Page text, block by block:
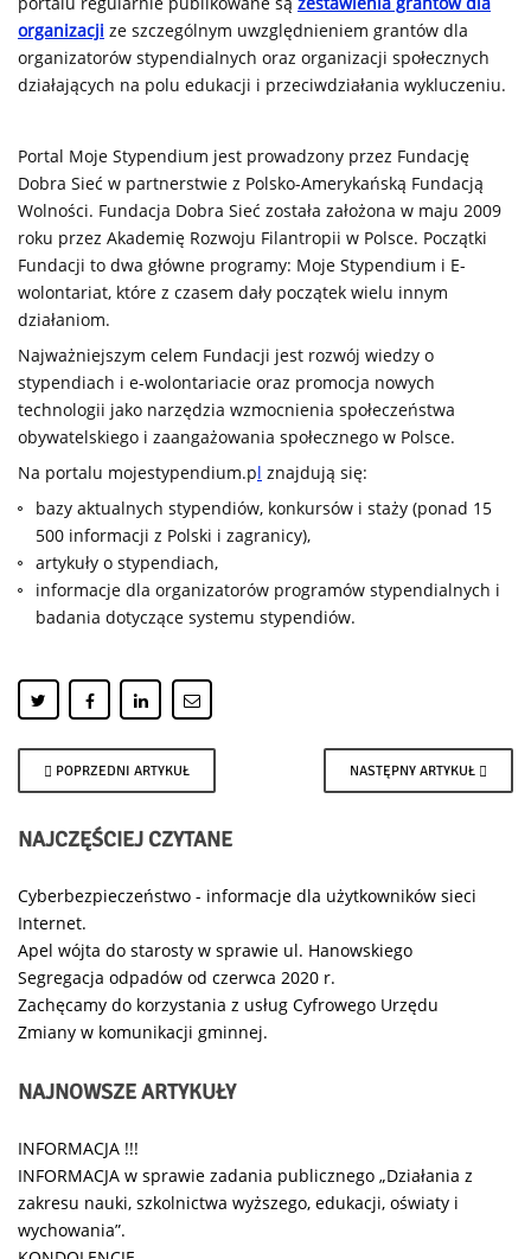
organizacji ze szczególnym uwzględnieniem grantów dla
organizatorów stypendialnych oraz organizacji społecznych
działających na polu edukacji i przeciwdziałania wykluczeniu.
Portal Moje Stypendium jest prowadzony przez Fundację
Dobra Sieć w partnerstwie z Polsko-Amerykańską Fundacją
Wolności. Fundacja Dobra Sieć została założona w maju 2009
roku przez Akademię Rozwoju Filantropii w Polsce. Początki
Fundacji to dwa główne programy: Moje Stypendium i E-
wolontariat, które z czasem dały początek wielu innym
działaniom.
Najważniejszym celem Fundacji jest rozwój wiedzy o
stypendiach i e-wolontariacie oraz promocja nowych
technologii jako narzędzia wzmocnienia społeczeństwa
obywatelskiego i zaangażowania społecznego w Polsce.
Na portalu mojestypendium.pl znajdują się:
bazy aktualnych stypendiów, konkursów i staży (ponad 15
500 informacji z Polski i zagranicy),
artykuły o stypendiach,
informacje dla organizatorów programów stypendialnych i
badania dotyczące systemu stypendiów.
POPRZEDNI ARTYKUŁ NASTĘPNY ARTYKUŁ
NAJCZĘŚCIEJ CZYTANE
Cyberbezpieczeństwo - informacje dla użytkowników sieci
Internet.
Apel wójta do starosty w sprawie ul. Hanowskiego
Segregacja odpadów od czerwca 2020 r.
Zachęcamy do korzystania z usług Cyfrowego Urzędu
Zmiany w komunikacji gminnej.
NAJNOWSZEARTYKUŁY
INFORMACJA !!!
INFORMACJA w sprawie zadania publicznego „Działania z
zakresu nauki, szkolnictwa wyższego, edukacji, oświaty i
wychowania”.